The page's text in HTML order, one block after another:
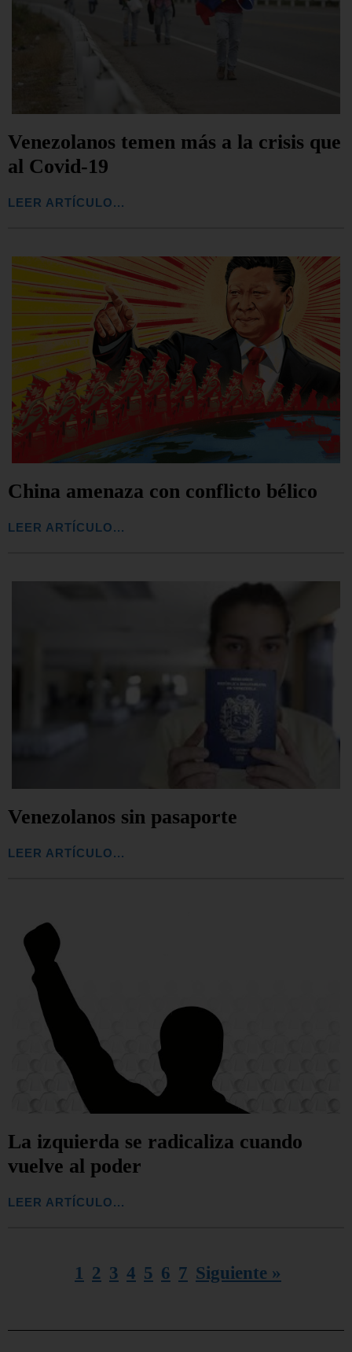
Venezolanos temen más a la crisis que
al Covid-19
LEER ARTÍCULO...
China amenaza con conflicto bélico
LEER ARTÍCULO...
Venezolanos sin pasaporte
LEER ARTÍCULO...
La izquierda se radicaliza cuando
vuelve al poder
LEER ARTÍCULO...
1 2 3 4 5 6 7 Siguiente »